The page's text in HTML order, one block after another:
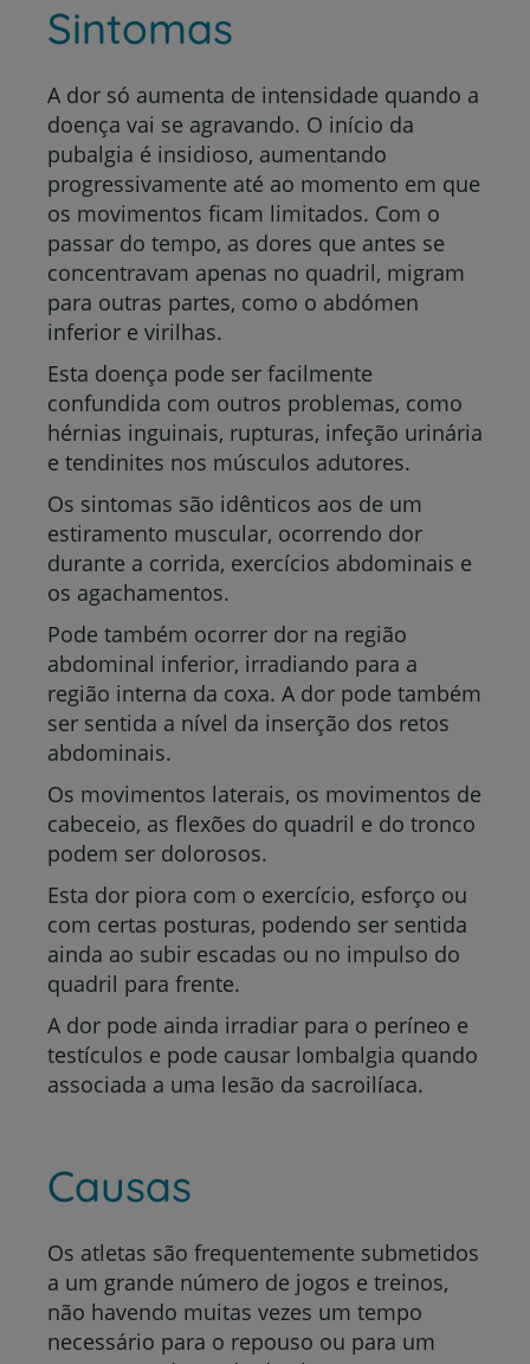
Sintomas
A dor só aumenta de intensidade quando a
doença vai se agravando. O início da
pubalgia é insidioso, aumentando
progressivamente até ao momento em que
os movimentos ficam limitados. Com o
passar do tempo, as dores que antes se
concentravam apenas no quadril, migram
para outras partes, como o abdómen
inferior e virilhas.
Esta doença pode ser facilmente
confundida com outros problemas, como
hérnias inguinais, rupturas, infeção urinária
e tendinites nos músculos adutores.
Os sintomas são idênticos aos de um
estiramento muscular, ocorrendo dor
durante a corrida, exercícios abdominais e
os agachamentos.
Pode também ocorrer dor na região
abdominal inferior, irradiando para a
região interna da coxa. A dor pode também
ser sentida a nível da inserção dos retos
abdominais.
Os movimentos laterais, os movimentos de
cabeceio, as flexões do quadril e do tronco
podem ser dolorosos.
Esta dor piora com o exercício, esforço ou
com certas posturas, podendo ser sentida
ainda ao subir escadas ou no impulso do
quadril para frente.
A dor pode ainda irradiar para o períneo e
testículos e pode causar lombalgia quando
associada a uma lesão da sacroilíaca.
Causas
Os atletas são frequentemente submetidos
a um grande número de jogos e treinos,
não havendo muitas vezes um tempo
necessário para o repouso ou para um